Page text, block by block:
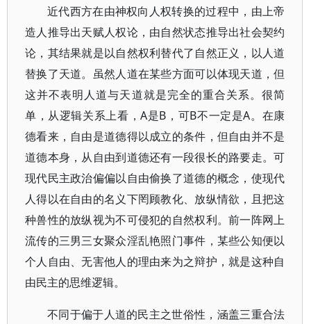
近代西方在由神权向人权转换的过程中，由上帝
造人推导出天赋人权论，由自然状态推导出社会契约
论，其结果就是以自然权利替代了自然正义，以人道
替换了天道。虽然人道在某些方面可以体现天道，但
这并不表明人道与天道就是完全的重合关系。很简
单，从逻辑关系上看，A是B，可B不一定是A。在康
德看来，自由是道德得以成立的条件，但自由并不是
道德本身，从自由到道德还有一段很长的路要走。可
现代民主政治偏偏以自由偷换了道德的概念，使现代
人得以在自由的名义下罔顾教化、放纵情欲，且把这
种兽性的放纵视为不可侵犯的自然权利。前一阵网上
流传的三男三女聚众淫乱艳照门事件，某些公知便以
个人自由、无害他人的理由来为之辩护，就是这种自
由民主的思维逻辑。
不同于偏于人道的民主之世俗性，涵盖三重合法